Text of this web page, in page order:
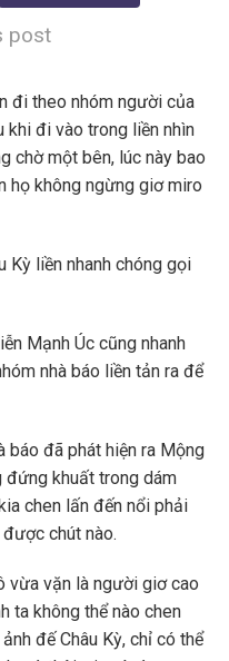
post
đi theo nhóm người của
khi đi vào trong liền nhìn
chờ một bên, lúc này bao
họ không ngừng giơ miro
Kỳ liền nhanh chóng gọi
Mạnh Úc cũng nhanh
nhà báo liền tản ra để
báo đã phát hiện ra Mộng
đứng khuất trong dám
chen lấn đến nổi phải
chút nào.
vừa vặn là người giơ cao
ta không thể nào chen
đế Châu Kỳ, chỉ có thể